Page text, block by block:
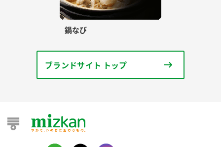
鍋なび
ブランドサイト トップ